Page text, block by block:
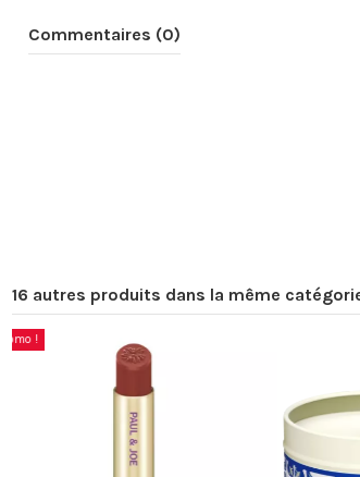
Commentaires (0)
16 autres produits dans la même